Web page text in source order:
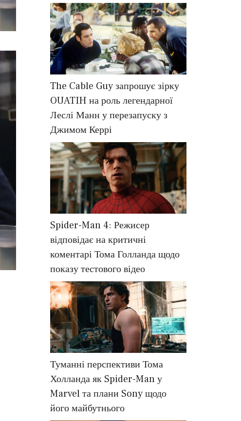
The Cable Guy запрошує зірку
OUATIH на роль легендарної
Леслі Манн у перезапуску з
Джимом Керрі
Spider-Man 4: Режисер
відповідає на критичні
коментарі Тома Голланда щодо
показу тестового відео
Туманні перспективи Тома
Холланда як Spider-Man у
Marvel та плани Sony щодо
його майбутнього